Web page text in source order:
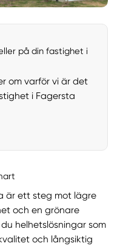
på din fastighet i
om varför vi är det
i Fagersta
är ett steg mot lägre
och en grönare
helhetslösningar som
och långsiktig